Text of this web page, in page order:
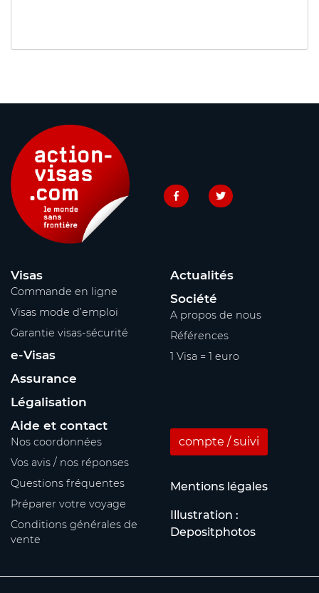
Visas
Commande en ligne
Visas mode d’emploi
Garantie visas-sécurité
e-Visas
Assurance
Légalisation
Actualités
Société
A propos de nous
Références
1 Visa = 1 euro
Aide et contact
Nos coordonnées
Vos avis / nos réponses
Questions fréquentes
Préparer votre voyage
Conditions générales de
vente
compte / suivi
Mentions légales
Illustration :
Depositphotos